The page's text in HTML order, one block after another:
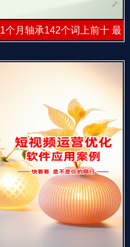
1个月轴承142个词上前十 最